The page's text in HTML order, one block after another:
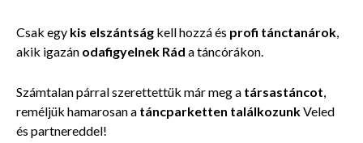
Csak egy kis elszántság kell hozzá és profi tánctanárok
akik igazán odafigyelnek Rád a táncórákon.
Számtalan párral szerettettük már meg a társastáncot
reméljük hamarosan a táncparketten találkozunkVeled
és partnereddel!